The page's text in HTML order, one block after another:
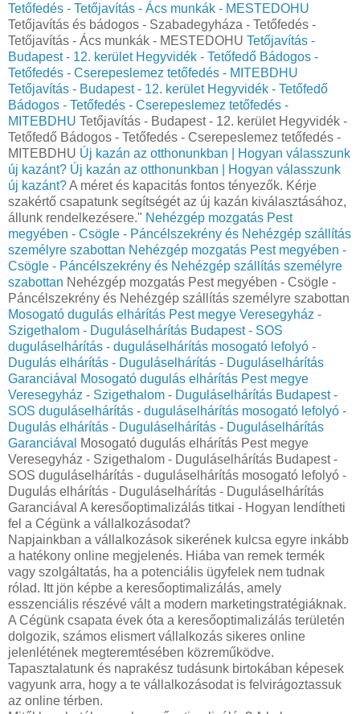
Tetőfedés - Tetőjavítás - Ács munkák - MESTEDOHU
Tetőjavítás és bádogos - Szabadegyháza - Tetőfedés -
Tetőjavítás - Ács munkák - MESTEDOHU Tetőjavítás -
Budapest - 12. kerület Hegyvidék - Tetőfedő Bádogos -
Tetőfedés - Cserepeslemez tetőfedés - MITEBDHU
Tetőjavítás - Budapest - 12. kerület Hegyvidék - Tetőfedő
Bádogos - Tetőfedés - Cserepeslemez tetőfedés -
MITEBDHU Tetőjavítás - Budapest - 12. kerület Hegyvidék -
Tetőfedő Bádogos - Tetőfedés - Cserepeslemez tetőfedés -
MITEBDHU Új kazán az otthonunkban | Hogyan válasszunk
új kazánt? Új kazán az otthonunkban | Hogyan válasszunk
új kazánt?A méret és kapacitás fontos tényezők. Kérje
szakértő csapatunk segítségét az új kazán kiválasztásához,
állunk rendelkezésere." Nehézgép mozgatás Pest
megyében - Csögle - Páncélszekrény és Nehézgép szállítás
személyre szabottan Nehézgép mozgatás Pest megyében -
Csögle - Páncélszekrény és Nehézgép szállítás személyre
szabottan Nehézgép mozgatás Pest megyében - Csögle -
Páncélszekrény és Nehézgép szállítás személyre szabottan
Mosogató dugulás elhárítás Pest megye Veresegyház -
Szigethalom - Duguláselhárítás Budapest - SOS
duguláselhárítás - duguláselhárítás mosogató lefolyó -
Dugulás elhárítás - Duguláselhárítás - Duguláselhárítás
Garanciával
Mosogató dugulás elhárítás Pest megye
Veresegyház - Szigethalom - Duguláselhárítás Budapest -
SOS duguláselhárítás - duguláselhárítás mosogató lefolyó -
Dugulás elhárítás - Duguláselhárítás - Duguláselhárítás
Garanciával
Mosogató dugulás elhárítás Pest megye
Veresegyház - Szigethalom - Duguláselhárítás Budapest -
SOS duguláselhárítás - duguláselhárítás mosogató lefolyó -
Dugulás elhárítás - Duguláselhárítás - Duguláselhárítás
Garanciával A keresőoptimalizálás titkai - Hogyan lendítheti
fel a Cégünk a vállalkozásodat?
Napjainkban a vállalkozások sikerének kulcsa egyre inkább
a hatékony online megjelenés. Hiába van remek termék
vagy szolgáltatás, ha a potenciális ügyfelek nem tudnak
rólad. Itt jön képbe a keresőoptimalizálás, amely
esszenciális részévé vált a modern marketingstratégiáknak.
A Cégünk csapata évek óta a keresőoptimalizálás területén
dolgozik, számos elismert vállalkozás sikeres online
jelenlétének megteremtésében közreműködve.
Tapasztalatunk és naprakész tudásunk birtokában képesek
vagyunk arra, hogy a te vállalkozásodat is felvirágoztassuk
az online térben.